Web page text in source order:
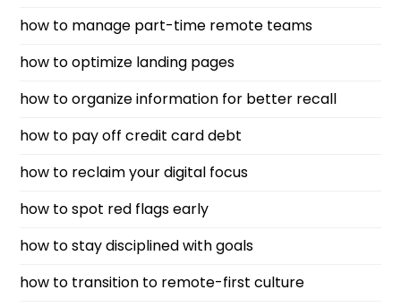
how to manage part-time remote teams
how to optimize landing pages
how to organize information for better recall
how to pay off credit card debt
how to reclaim your digital focus
how to spot red flags early
how to stay disciplined with goals
how to transition to remote-first culture